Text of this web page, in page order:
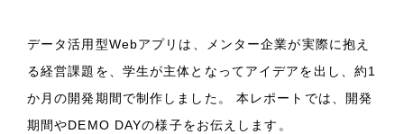
データ活用型Webアプリは、メンター企業が実際に抱え
る経営課題を、学生が主体となってアイデアを出し、約1
か月の開発期間で制作しました。 本レポートでは、開発
期間やDEMO DAYの様子をお伝えします。